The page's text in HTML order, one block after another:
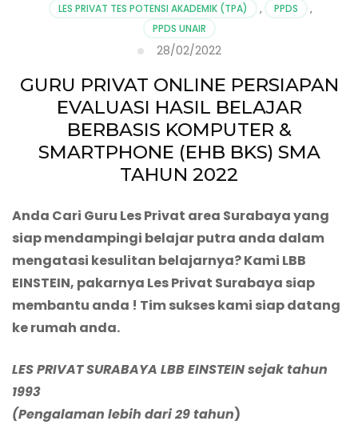
LES PRIVAT TES POTENSI AKADEMIK (TPA)
, PPDS
,
PPDS UNAIR
28/02/2022
GURU PRIVAT ONLINE PERSIAPAN
EVALUASI HASIL BELAJAR
BERBASIS KOMPUTER &
SMARTPHONE (EHB BKS) SMA
TAHUN 2022
Anda Cari Guru Les Privat area Surabaya yang
siap mendampingi belajar putra anda dalam
mengatasi kesulitan belajarnya? Kami LBB
EINSTEIN, pakarnya Les Privat Surabaya siap
membantu anda ! Tim sukses kami siap datang
ke rumah anda.
LES PRIVAT SURABAYA LBB EINSTEIN sejak tahun
1993
(Pengalaman lebih dari 29 tahun)